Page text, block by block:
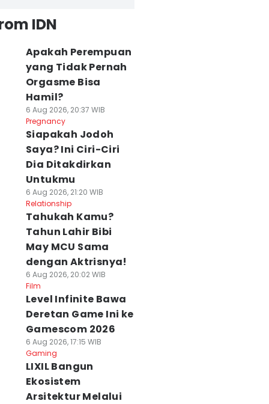
IDN
Apakah Perempuan
yang Tidak Pernah
Orgasme Bisa
Hamil?
6 Aug 2026, 20:37 WIB
Pregnancy
Siapakah Jodoh
Saya? Ini Ciri-Ciri
Dia Ditakdirkan
Untukmu
6 Aug 2026, 21:20 WIB
Relationship
Tahukah Kamu?
Tahun Lahir Bibi
May MCU Sama
dengan Aktrisnya!
6 Aug 2026, 20:02 WIB
Film
Level Infinite Bawa
Deretan Game Ini ke
Gamescom 2026
6 Aug 2026, 17:15 WIB
Gaming
LIXIL Bangun
Ekosistem
Arsitektur Melalui